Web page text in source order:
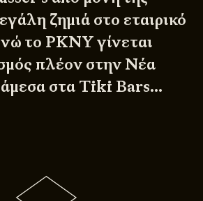
ζημιά στο εταιρικό
το PKNY γίνεται
πλέον στην Νέα
στα Tiki Bars…